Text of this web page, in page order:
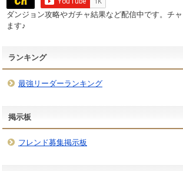
ダンジョン攻略やガチャ結果など配信中です。チ
ます♪
ランキング
最強リーダーランキング
掲示板
フレンド募集掲示板